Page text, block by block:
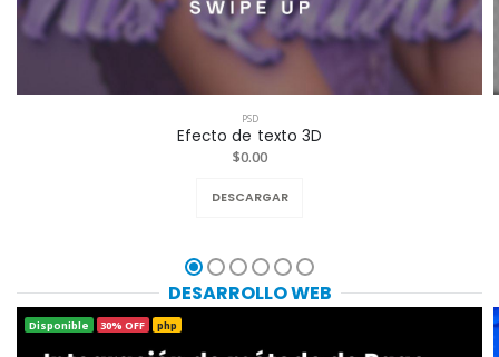
PSD
Efecto de texto 3D
$0.00
DESCARGAR
DESARROLLO WEB
Disponible 30% OFF php